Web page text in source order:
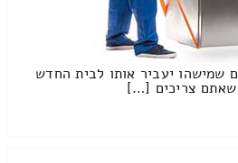
שמישהו יעביר אותו לבית החדש
צריכים […]